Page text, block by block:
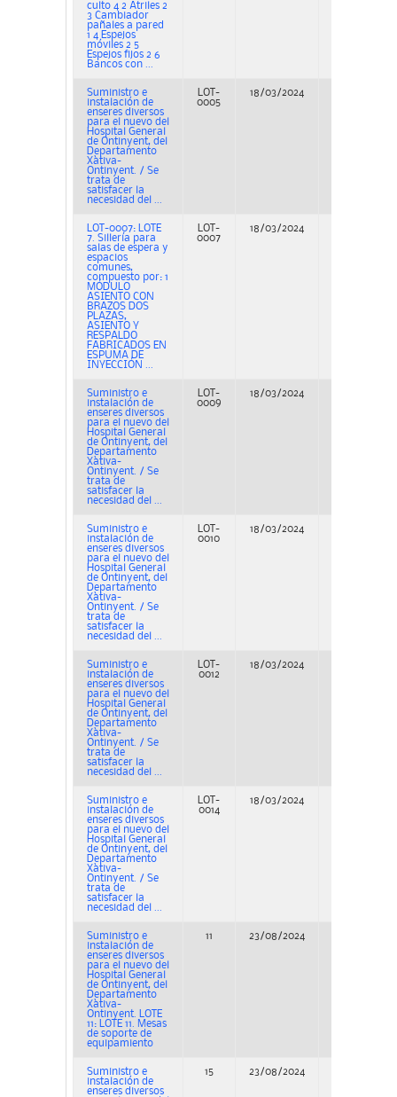
culto 4 2 Atriles 2
3 Cambiador
pañales a pared
1 4 Espejos
móviles 2 5
Espejos fijos 2 6
Bancos con ...
Suministro e
instalación de
enseres diversos
para el nuevo del
Hospital General
de Ontinyent, del
Departamento
Xàtiva-
Ontinyent. / Se
trata de
satisfacer la
necesidad del ...
LOT-
0005
18/03/2024
LOT-0007: LOTE
7. Sillería para
salas de espera y
espacios
comunes,
compuesto por: 1
MÓDULO
ASIENTO CON
BRAZOS DOS
PLAZAS,
ASIENTO Y
RESPALDO
FABRICADOS EN
ESPUMA DE
INYECCIÓN ...
LOT-
0007
18/03/2024
Suministro e
instalación de
enseres diversos
para el nuevo del
Hospital General
de Ontinyent, del
Departamento
Xàtiva-
Ontinyent. / Se
trata de
satisfacer la
necesidad del ...
LOT-
0009
18/03/2024
Suministro e
instalación de
enseres diversos
para el nuevo del
Hospital General
de Ontinyent, del
Departamento
Xàtiva-
Ontinyent. / Se
trata de
satisfacer la
necesidad del ...
LOT-
0010
18/03/2024
Suministro e
instalación de
enseres diversos
para el nuevo del
Hospital General
de Ontinyent, del
Departamento
Xàtiva-
Ontinyent. / Se
trata de
satisfacer la
necesidad del ...
LOT-
0012
18/03/2024
Suministro e
instalación de
enseres diversos
para el nuevo del
Hospital General
de Ontinyent, del
Departamento
Xàtiva-
Ontinyent. / Se
trata de
satisfacer la
necesidad del ...
LOT-
0014
18/03/2024
Suministro e
instalación de
enseres diversos
para el nuevo del
Hospital General
de Ontinyent, del
Departamento
Xàtiva-
Ontinyent. LOTE
11: LOTE 11. Mesas
de soporte de
equipamiento
11 23/08/2024
Suministro e
instalación de
enseres diversos
15 23/08/2024